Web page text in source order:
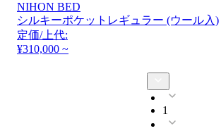
NIHON BED
シルキーポケットレギュラー (ウール入)
定価/上代:
¥310,000 ~
1